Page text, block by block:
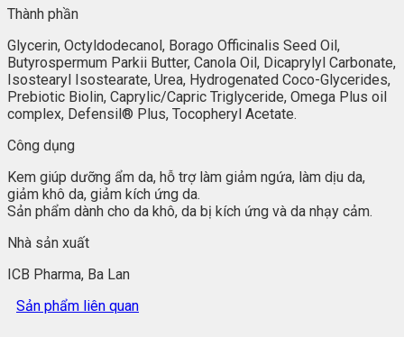
Thành phần
Glycerin, Octyldodecanol, Borago Officinalis Seed Oil,
Butyrospermum Parkii Butter, Canola Oil, Dicaprylyl Carbonate,
Isostearyl Isostearate, Urea, Hydrogenated Coco-Glycerides,
Prebiotic Biolin, Caprylic/Capric Triglyceride, Omega Plus oil
complex, Defensil® Plus, Tocopheryl Acetate.
Công dụng
Kem giúp dưỡng ẩm da, hỗ trợ làm giảm ngứa, làm dịu da,
giảm khô da, giảm kích ứng da.
Sản phẩm dành cho da khô, da bị kích ứng và da nhạy cảm.
Nhà sản xuất
ICB Pharma, Ba Lan
Sản phẩm liên quan